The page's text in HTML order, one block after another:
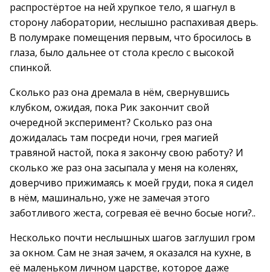
распростёртое на ней хрупкое тело, я шагнул в
сторону лаборатории, неслышно распахивая дверь.
В полумраке помещения первым, что бросилось в
глаза, было дальнее от стола кресло с высокой
спинкой.
Сколько раз она дремала в нём, свернувшись
клубком, ожидая, пока Рик закончит свой
очередной эксперимент? Сколько раз она
дожидалась там посреди ночи, грея магией
травяной настой, пока я закончу свою работу? И
сколько же раз она засыпала у меня на коленях,
доверчиво прижимаясь к моей груди, пока я сидел
в нём, машинально, уже не замечая этого
заботливого жеста, согревая её вечно босые ноги?..
Несколько почти неслышных шагов заглушил гром
за окном. Сам не зная зачем, я оказался на кухне, в
её маленьком личном царстве, которое даже